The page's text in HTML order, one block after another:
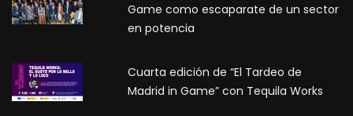
Game como escaparate de un sector
en potencia
Cuarta edición de “El Tardeo de
Madrid in Game” con Tequila Works